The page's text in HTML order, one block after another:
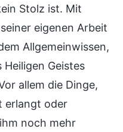
Stolz ist. Mit
eigenen Arbeit
Allgemeinwissen,
Heiligen Geistes
allem die Dinge,
erlangt oder
noch mehr